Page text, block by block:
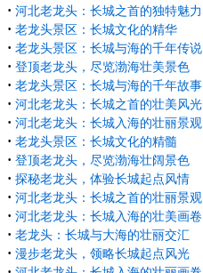
· 河北老龙头：长城之首的独特魅力
· 老龙头景区：长城文化的精华
· 老龙头景区：长城与海的千年传说
· 登顶老龙头，尽览渤海壮美景色
· 老龙头景区：长城与海的千年故事
· 河北老龙头：长城之首的壮美风光
· 河北老龙头：长城入海的壮丽景观
· 老龙头景区：长城文化的精髓
· 登顶老龙头，尽览渤海壮阔景色
· 探秘老龙头，体验长城起点风情
· 河北老龙头：长城之首的壮丽景观
· 河北老龙头：长城入海的壮美画卷
· 老龙头：长城与大海的壮丽交汇
· 漫步老龙头，领略长城起点风光